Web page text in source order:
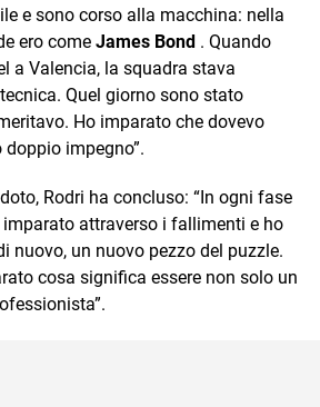
e sono corso alla macchina: nella
ero come James Bond . Quando
a Valencia, la squadra stava
Quel giorno sono stato
Ho imparato che dovevo
impegno”.
Rodri ha concluso: “In ogni fase
attraverso i fallimenti e ho
nuovo, un nuovo pezzo del puzzle.
cosa significa essere non solo un